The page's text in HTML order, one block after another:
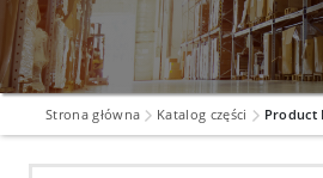
Strona główna Katalog części Product